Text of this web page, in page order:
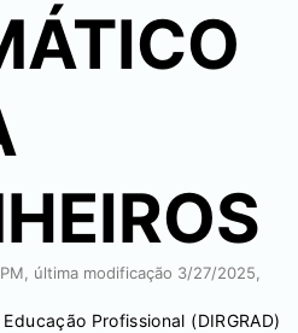
, última modificação 3/27/2025,
Profissional (DIRGRAD)